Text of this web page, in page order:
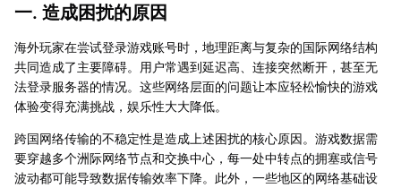
一. 造成困扰的原因
海外玩家在尝试登录游戏账号时，地理距离与复杂的国际网络结构
共同造成了主要障碍。用户常遇到延迟高、连接突然断开，甚至无
法登录服务器的情况。这些网络层面的问题让本应轻松愉快的游戏
体验变得充满挑战，娱乐性大大降低。
跨国网络传输的不稳定性是造成上述困扰的核心原因。游戏数据需
要穿越多个洲际网络节点和交换中心，每一处中转点的拥塞或信号
波动都可能导致数据传输效率下降。此外，一些地区的网络基础设